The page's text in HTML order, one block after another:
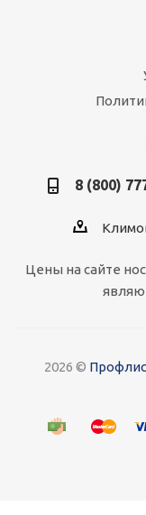
8 (800)
Цены на сайте
2026 ©